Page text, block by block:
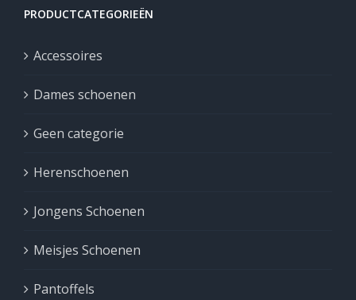
PRODUCTCATEGORIEËN
Accessoires
Dames schoenen
Geen categorie
Herenschoenen
Jongens Schoenen
Meisjes Schoenen
Pantoffels